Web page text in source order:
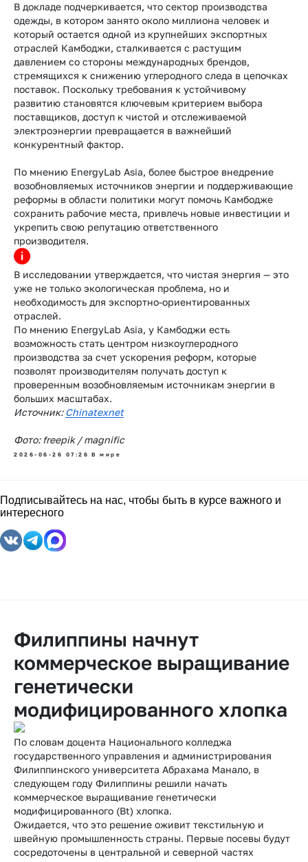
В докладе подчеркивается, что сектор производства
одежды, в котором занято около миллиона человек и
который остается одной из крупнейших экспортных
отраслей Камбоджи, сталкивается с растущим
давлением со стороны международных брендов,
стремящихся к снижению углеродного следа в цепочках
поставок. Поскольку требования к устойчивому
развитию становятся ключевым критерием выбора
поставщиков, доступ к чистой и отслеживаемой
электроэнергии превращается в важнейший
конкурентный фактор.
По мнению EnergyLab Asia, более быстрое внедрение
возобновляемых источников энергии и поддерживающие
реформы в области политики могут помочь Камбодже
сохранить рабочие места, привлечь новые инвестиции и
укрепить свою репутацию ответственного
производителя.
В исследовании утверждается, что чистая энергия — это
уже не только экологическая проблема, но и
необходимость для экспортно-ориентированных
отраслей.
По мнению EnergyLab Asia, у Камбоджи есть
возможность стать центром низкоуглеродного
производства за счет ускорения реформ, которые
позволят производителям получать доступ к
проверенным возобновляемым источникам энергии в
больших масштабах.
Источник:Chinatexnet
Фото: freepik / magnific
2026-06-26 07:26 В мире
Подписывайтесь на нас, чтобы быть в курсе важного и
интересного
Филиппины начнут
коммерческое выращивание
генетически
модифицированного хлопка
По словам доцента Национального колледжа
государственного управления и администрирования
Филиппинского университета Абрахама Манало, в
следующем году Филиппины решили начать
коммерческое выращивание генетически
модифицированного (Bt) хлопка.
Ожидается, что это решение оживит текстильную и
швейную промышленность страны. Первые посевы будут
сосредоточены в центральной и северной частях